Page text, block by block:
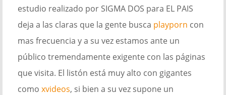
estudio realizado por SIGMA DOS para EL PAIS
deja a las claras que la gente busca playporn con
mas frecuencia y a su vez estamos ante un
público tremendamente exigente con las páginas
que visita. El listón está muy alto con gigantes
como xvideos, si bien a su vez supone un